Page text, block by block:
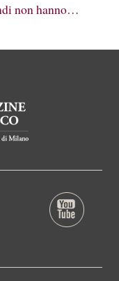
non hanno…